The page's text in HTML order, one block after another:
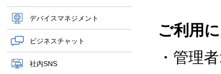
デバイスマネジメント
ビジネスチャット
社内SNS
ご利用
・管理